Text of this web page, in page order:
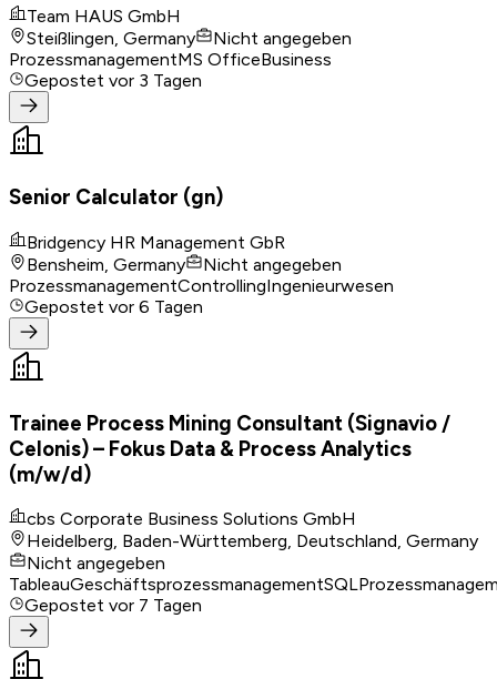
Team HAUS GmbH
Steißlingen, Germany
Nicht angegeben
ProzessmanagementMS OfficeBusiness
Gepostet vor 3 Tagen
Senior Calculator (gn)
Bridgency HR Management GbR
Bensheim, Germany
Nicht angegeben
ProzessmanagementControllingIngenieurwesen
Gepostet vor 6 Tagen
Trainee Process Mining Consultant (Signavio /
Celonis) – Fokus Data & Process Analytics
(m/w/d)
cbs Corporate Business Solutions GmbH
Heidelberg, Baden-Württemberg, Deutschland, Germany
Nicht angegeben
TableauGeschäftsprozessmanagementSQL
Gepostet vor 7 Tagen